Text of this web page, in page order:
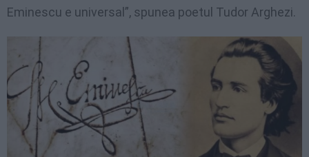
Eminescu e universal”, spunea poetul Tudor Arghezi.